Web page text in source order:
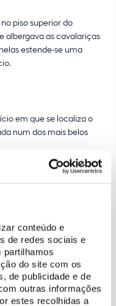
conteúdo e
de redes sociais e
partilhamos
do site com os
de publicidade e de
outras informações
estes recolhidas a
piso superior do
albergava as cavalariças
estende-se uma
em que se localiza o
num dos mais belos
da Pena.
de venda
parque.